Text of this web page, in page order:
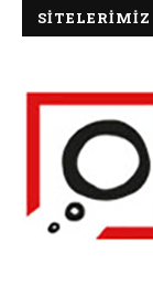
SİTELERİMİZ